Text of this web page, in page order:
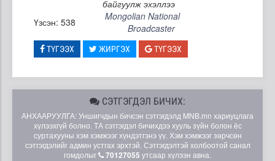
байгуулж эхэллээ
Үзсэн: 538
Mongolian National
Broadcaster
ТҮГЭЭХ ЖИРГЭХ ТҮГЭЭХ
СЭТГЭГДЭЛ БИЧИХ:
АНХААРУУЛГА: Уншигчдын бичсэн сэтгэгдэлд MNB.mn хариуцлага
хүлээхгүй болно. ТА сэтгэгдэл бичихдээ хууль зүйн болон ёс
суртахууны хэм хэмжээг хүндэтгэнэ үү. Хэм хэмжээг зөрчсөн
сэтгэгдэлийг админ устгах эрхтэй. Сэтгэгдэлтэй холбоотой санал
гомдолыг
70127055 утсаар хүлээн авна.